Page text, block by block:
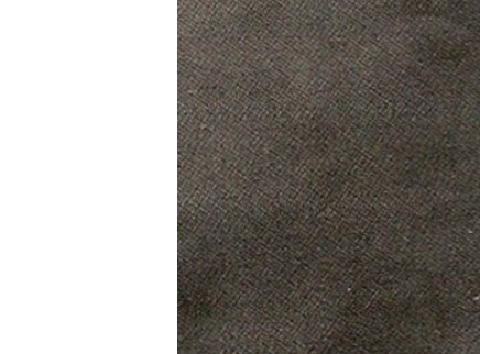
КРЫМ.НЕПОКОРЕННЫЙ
УКРАИНСКАЯ ПРОБЛЕМА КРЫМА